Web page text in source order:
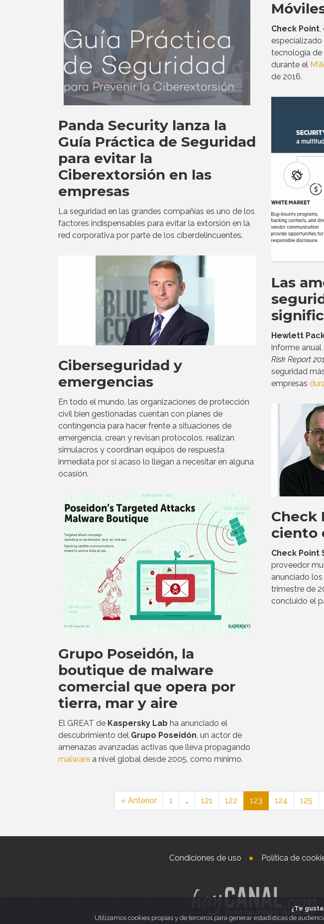
Panda Security lanza la
Guía Práctica de Seguridad
para evitar la
Ciberextorsión en las
empresas
La seguridad en las grandes compañías es uno de los
factores indispensables para evitar la extorsión en la
red corporativa por parte de los ciberdelincuentes.
Ciberseguridad y
emergencias
En todo el mundo, las organizaciones de protección
civil bien gestionadas cuentan con planes de
contingencia para hacer frente a situaciones de
emergencia, crean y revisan protocolos, realizan
simulacros y coordinan equipos de respuesta
inmediata por si acaso lo llegan a necesitar en alguna
ocasión.
Grupo Poseidón, la
boutique de malware
comercial que opera por
tierra, mar y aire
El GREAT de Kaspersky Lab ha anunciado el
descubrimiento del Grupo Poseidón, un actor de
amenazas avanzadas activas que lleva propagando
malware a nivel global desde 2005, como mínimo.
Check Point,
tecnología de
durante el
de 2016.
Las
Hewlett
informe anual
Risk Report
seguridad
empresas
Check
ciento
Check Point
proveedor
anunciado
trimestre de
concluido el
« Anterior 1 … 121 122 123 124 125
Condiciones de uso Política de
¿Te
Utilizamos cookies propias y de terceros para generar estadísticas de